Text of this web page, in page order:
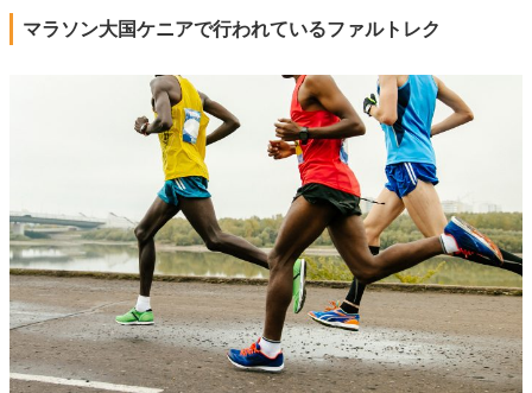
マラソン大国ケニアで行われているファルトレク